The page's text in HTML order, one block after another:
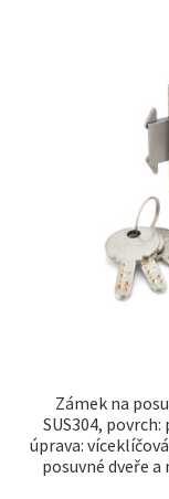
Zámek na
SUS304,
úprava:
posuvné dveře